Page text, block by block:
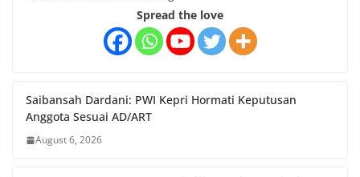
Spread the love
Saibansah Dardani: PWI Kepri Hormati Keputusan
Anggota Sesuai AD/ART
August 6, 2026